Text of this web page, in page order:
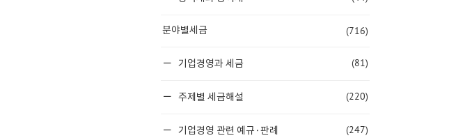
분야별세금 (716)
기업경영과 세금 (81)
주제별 세금해설 (220)
기업경영 관련 예규·판례 (247)